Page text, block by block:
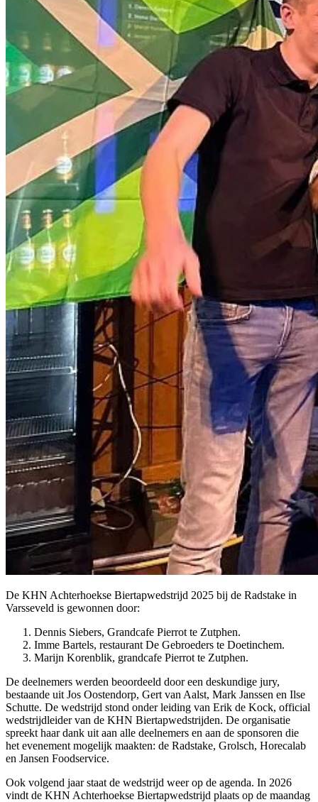
De KHN Achterhoekse Biertapwedstrijd 2025 bij de Radstake in
Varsseveld is gewonnen door:
Dennis Siebers, Grandcafe Pierrot te Zutphen.
Imme Bartels, restaurant De Gebroeders te Doetinchem.
Marijn Korenblik, grandcafe Pierrot te Zutphen.
De deelnemers werden beoordeeld door een deskundige jury,
bestaande uit Jos Oostendorp, Gert van Aalst, Mark Janssen en Ilse
Schutte. De wedstrijd stond onder leiding van Erik de Kock, official
wedstrijdleider van de KHN Biertapwedstrijden. De organisatie
spreekt haar dank uit aan alle deelnemers en aan de sponsoren die
het evenement mogelijk maakten: de Radstake, Grolsch, Horecalab
en Jansen Foodservice.
Ook volgend jaar staat de wedstrijd weer op de agenda. In 2026
vindt de KHN Achterhoekse Biertapwedstrijd plaats op de maandag